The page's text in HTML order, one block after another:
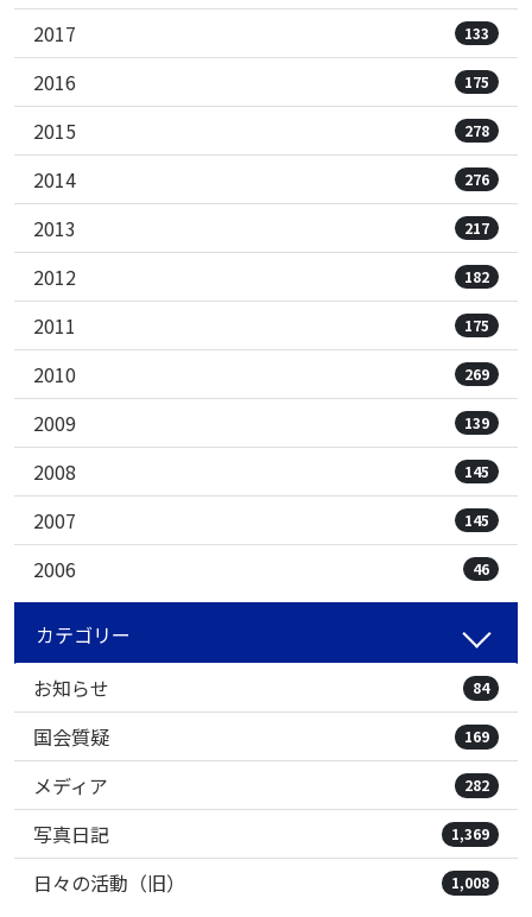
2017 133
2016 175
2015 278
2014 276
2013 217
2012 182
2011 175
2010 269
2009 139
2008 145
2007 145
2006 46
カテゴリー
お知らせ
84
国会質疑 169
メディア 282
写真日記 1,369
日々の活動（旧） 1,008